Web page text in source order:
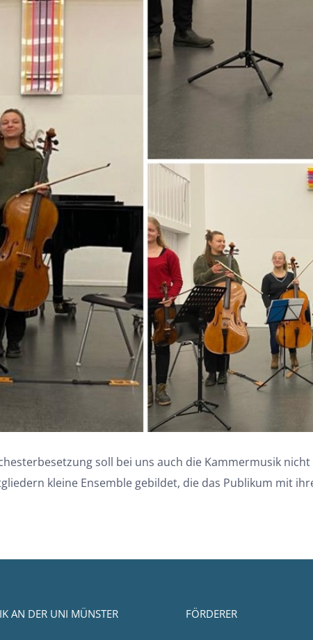
soll bei uns auch die Kammermusik
kleine Ensemble gebildet, die das Publikum mit
AN DER UNI MÜNSTER FÖRDERER